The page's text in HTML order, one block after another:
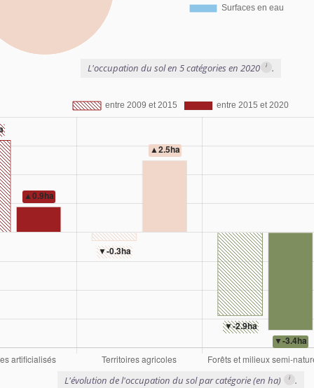
L'occupation du sol en 5 catégories en 2020 i .
L'évolution de l'occupation du sol par catégorie (en ha) i .